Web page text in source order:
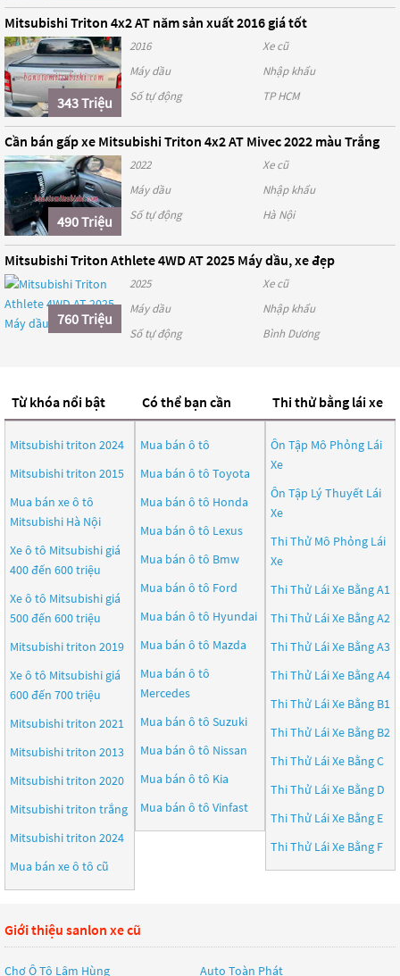
Mitsubishi Triton 4x2 AT năm sản xuất 2016 giá tốt
343 Triệu
2016
Xe cũ
Máy dầu
Nhập khẩu
Số tự động
TP HCM
Cần bán gấp xe Mitsubishi Triton 4x2 AT Mivec 2022 màu Trắng
490 Triệu
2022
Xe cũ
Máy dầu
Nhập khẩu
Số tự động
Hà Nội
Mitsubishi Triton Athlete 4WD AT 2025 Máy dầu, xe đẹp
760 Triệu
2025
Xe cũ
Máy dầu
Nhập khẩu
Số tự động
Bình Dương
Từ khóa nổi bật
Mitsubishi triton 2024
Mitsubishi triton 2015
Mua bán xe ô tô
Mitsubishi Hà Nội
Xe ô tô Mitsubishi giá
400 đến 600 triệu
Xe ô tô Mitsubishi giá
500 đến 600 triệu
Mitsubishi triton 2019
Xe ô tô Mitsubishi giá
600 đến 700 triệu
Mitsubishi triton 2021
Mitsubishi triton 2013
Mitsubishi triton 2020
Mitsubishi triton trắng
Mitsubishi triton 2024
Mua bán xe ô tô cũ
Có thể bạn cần
Mua bán ô tô
Mua bán ô tô Toyota
Mua bán ô tô Honda
Mua bán ô tô Lexus
Mua bán ô tô Bmw
Mua bán ô tô Ford
Mua bán ô tô Hyundai
Mua bán ô tô Mazda
Mua bán ô tô
Mercedes
Mua bán ô tô Suzuki
Mua bán ô tô Nissan
Mua bán ô tô Kia
Mua bán ô tô Vinfast
Thi thử bằng lái xe
Ôn Tập Mô Phỏng Lái
Xe
Ôn Tập Lý Thuyết Lái
Xe
Thi Thử Mô Phỏng Lái
Xe
Thi Thử Lái Xe Bằng A1
Thi Thử Lái Xe Bằng A2
Thi Thử Lái Xe Bằng A3
Thi Thử Lái Xe Bằng A4
Thi Thử Lái Xe Bằng B1
Thi Thử Lái Xe Bằng B2
Thi Thử Lái Xe Bằng C
Thi Thử Lái Xe Bằng D
Thi Thử Lái Xe Bằng E
Thi Thử Lái Xe Bằng F
Giới thiệu sanlon xe cũ
Chợ Ô Tô Lâm Hùng Auto Toàn Phát